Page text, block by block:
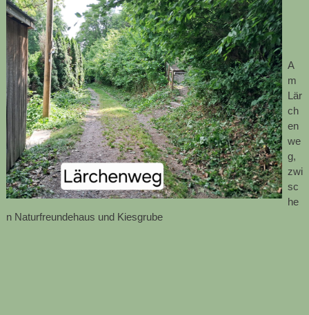
A
m
Lär
ch
en
we
g,
zwi
sc
he
n Naturfreundehaus und Kiesgrube